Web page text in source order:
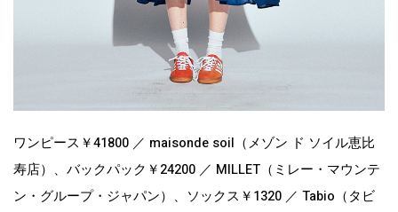
ワンピース￥41800 ／ maisonde soil（メゾン ド ソイル恵比
寿店）、バックパック￥24200 ／ MILLET（ミレー・マウンテ
ン・グループ・ジャパン）、ソックス￥1320 ／ Tabio（タビ